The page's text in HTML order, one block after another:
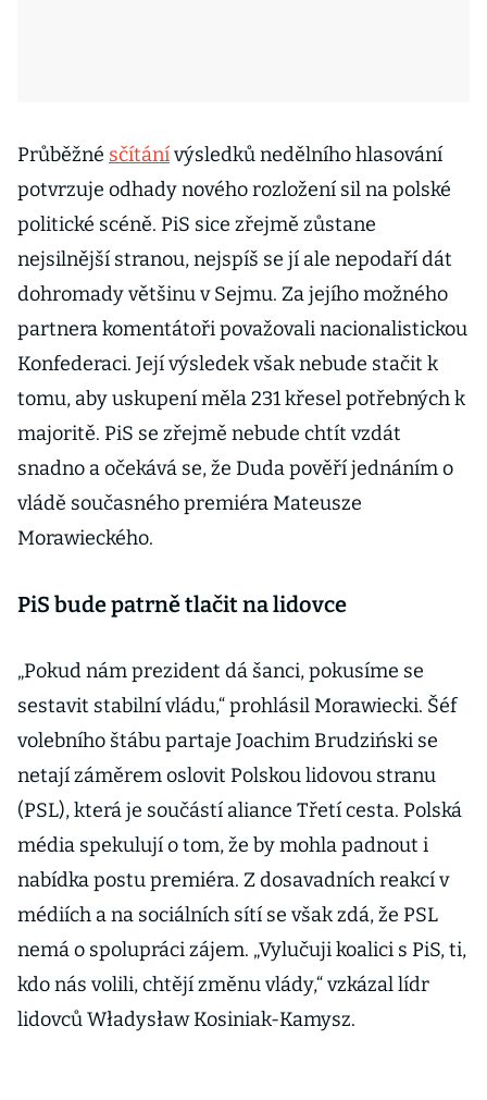
Průběžné sčítánívýsledků nedělního hlasování
potvrzuje odhady nového rozložení sil na polské
politické scéně. PiS sice zřejmě zůstane
nejsilnější stranou, nejspíš se jí ale nepodaří dát
dohromady většinu v Sejmu. Za jejího možného
partnera komentátoři považovali nacionalistickou
Konfederaci. Její výsledek však nebude stačit k
tomu, aby uskupení měla 231 křesel potřebných k
majoritě. PiS se zřejmě nebude chtít vzdát
snadno a očekává se, že Duda pověří jednáním o
vládě současného premiéra Mateusze
Morawieckého.
PiS bude patrně tlačit na lidovce
„Pokud nám prezident dá šanci, pokusíme se
sestavit stabilní vládu,“ prohlásil Morawiecki. Šéf
volebního štábu partaje Joachim Brudziński se
netají záměrem oslovit Polskou lidovou stranu
(PSL), která je součástí aliance Třetí cesta. Polská
média spekulují o tom, že by mohla padnout i
nabídka postu premiéra. Z dosavadních reakcí v
médiích a na sociálních sítí se však zdá, že PSL
nemá o spolupráci zájem. „Vylučuji koalici s PiS, ti,
kdo nás volili, chtějí změnu vlády,“ vzkázal lídr
lidovců Władysław Kosiniak-Kamysz.